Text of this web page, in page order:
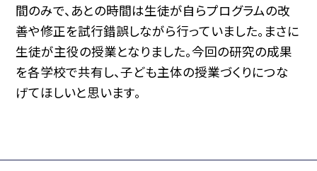
間のみで、あとの時間は生徒が自らプログラムの改
善や修正を試行錯誤しながら行っていました。まさに
生徒が主役の授業となりました。今回の研究の成果
を各学校で共有し、子ども主体の授業づくりにつな
げてほしいと思います。